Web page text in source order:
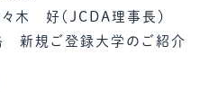
好（JCDA理事長）
新規ご登録大学のご紹介